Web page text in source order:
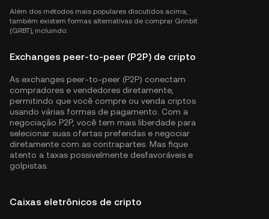
Além dos métodos mais populares discutidos acima,
também existem formas alternativas de comprar Grinbit
(GRBT), incluindo:
Exchanges peer-to-peer (P2P) de cripto
As exchanges peer-to-peer (P2P) conectam
compradores e vendedores diretamente,
permitindo que você compre ou venda criptos
usando várias formas de pagamento. Com a
negociação P2P, você tem mais liberdade para
selecionar suas ofertas preferidas e negociar
diretamente com as contrapartes. Mas fique
atento a taxas possivelmente desfavoráveis e
golpistas.
Caixas eletrônicos de cripto